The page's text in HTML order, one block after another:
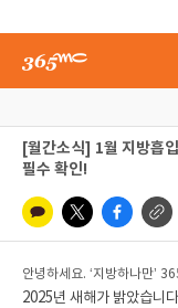
[월간소식] 1월 지방흡
필수 확인!
안녕하세요. ‘지방하나만’
2025년 새해가 밝았습니